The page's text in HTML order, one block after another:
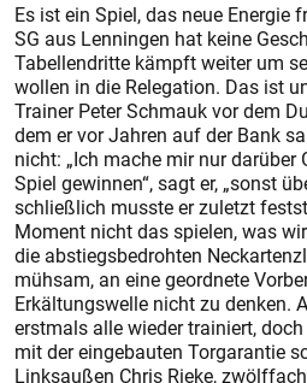
Es ist ein Spiel, das neue Energie
SG aus Lenningen hat keine
Tabellendritte kämpft weiter um
wollen in die Relegation. Das ist
Trainer Peter Schmauk vor dem
dem er vor Jahren auf der Bank
nicht: „Ich mache mir nur darüber
Spiel gewinnen“, sagt er, „sonst
schließlich musste er zuletzt
Moment nicht das spielen, was
die abstiegsbedrohten
mühsam, an eine geordnete
Erkältungswelle nicht zu denken.
erstmals alle wieder trainiert,
mit der eingebauten Torgarantie
Linksaußen Chris Rieke,